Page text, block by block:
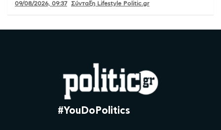
09/08/2026, 09:37 Σύνταξη Lifestyle Politic.gr
#YouDoPolitics